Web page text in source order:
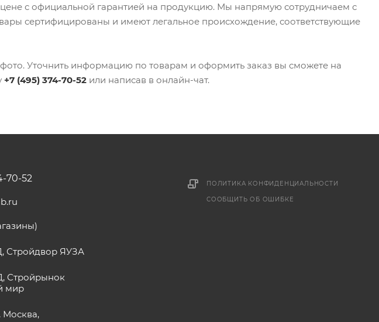
с официальной гарантией на продукцию. Мы напрямую сотрудничаем с
сертифицированы и имеют легальное происхождение, соответствующие
Уточнить информацию по товарам и оформить заказ вы сможете на
+7 (495) 374-70-52 или написав в онлайн-чат.
70-52
Стройдвор ЯУЗА
Стройрынок
мир
ПОЛИТИКА КОНФИДЕНЦИАЛЬНОСТИ
СООБЩИТЬ ОБ ОШИБКЕ